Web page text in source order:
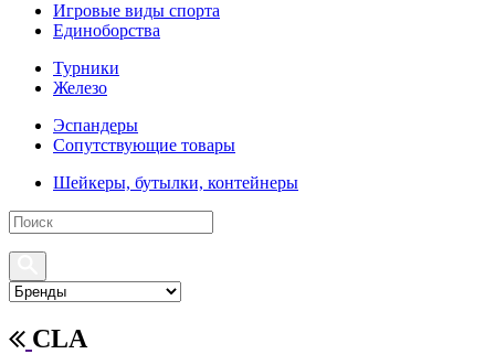
Игровые виды спорта
Единоборства
Турники
Железо
Эспандеры
Сопутствующие товары
Шейкеры, бутылки, контейнеры
CLA